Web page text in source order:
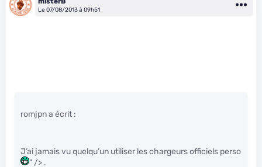
Le 07/08/2013 à 09h51
romjpn a écrit :
J’ai jamais vu quelqu’un utiliser les chargeurs officiels perso
" /> .